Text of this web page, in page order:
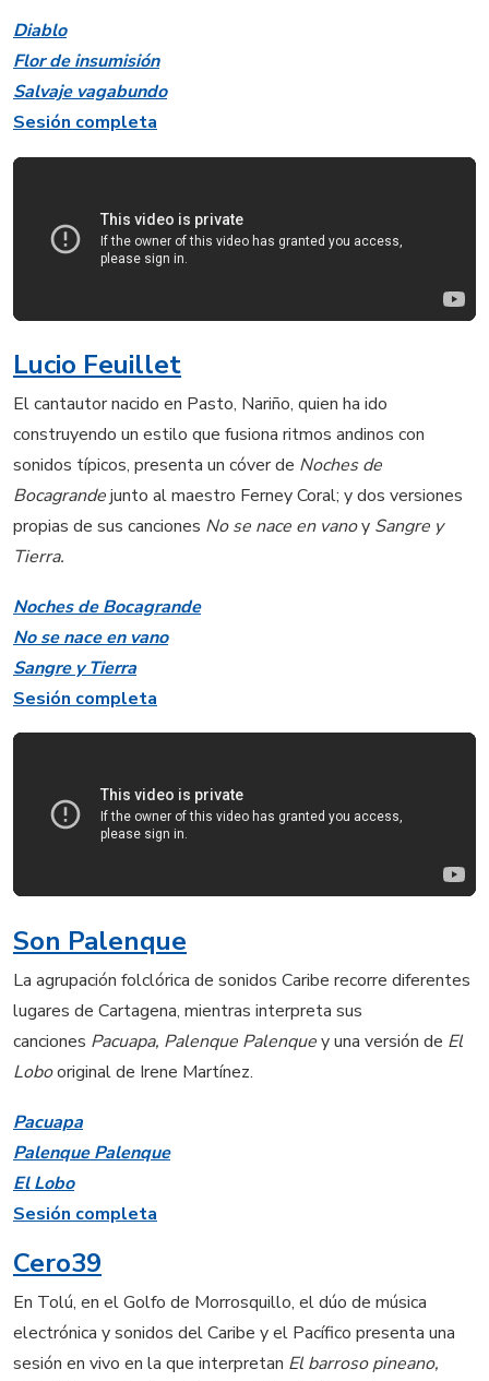
Diablo
Flor de insumisión
Salvaje vagabundo
Sesión completa
Lucio Feuillet
El cantautor nacido en Pasto, Nariño, quien ha ido
construyendo un estilo que fusiona ritmos andinos con
sonidos típicos, presenta un cóver de Noches de
Bocagrandejunto al maestro Ferney Coral; y dos versiones
propias de sus canciones No se nace en vanoy Sangre y
Tierra.
Noches de Bocagrande
No se nace en vano
Sangre y Tierra
Sesión completa
Son Palenque
La agrupación folclórica de sonidos Caribe recorre diferentes
lugares de Cartagena, mientras interpreta sus
canciones Pacuapa, Palenque Palenquey una versión de El
Lobooriginal de Irene Martínez.
Pacuapa
Palenque Palenque
El Lobo
Sesión completa
Cero39
En Tolú, en el Golfo de Morrosquillo, el dúo de música
electrónica y sonidos del Caribe y el Pacífico presenta una
sesión en vivo en la que interpretan El barroso pineano,